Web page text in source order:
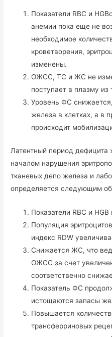
Показатели RBC и
анемии пока еще не
необходимое
кроветворения,
изменены.
ОЖСС, ТС и ЖС не
поступает в плазму из
Уровень ФС
железа в клетках, а в
происходит
Латентный период дефицита
началом нарушения
тканевых депо железа и
определяется следующим
Показатели RBC и
Популяция
индекс RDW
Снижается ЖС, что
ОЖСС за счет
соответственно
Показатель ФС
истощаются запасы
Повышается
трансферриновых